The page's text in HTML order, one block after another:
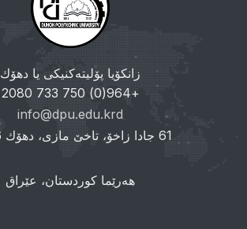
زانکۆیا پۆلیتەکنیکی یا دهۆك
+964(0) 750 733 2080
info@dpu.edu.krd
61 جادا زاخۆ، تاخێ مازی، دهۆك 1006،
هەرێما کوردستان، عێراق